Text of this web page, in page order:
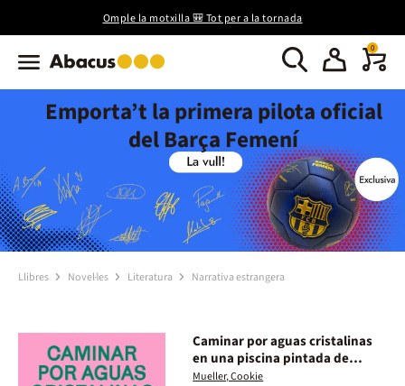
Omple la motxilla 🎒 Tot per a la tornada
0
Emporta’t la primera pilota oficial
del Barça Femení
Llibres Novel·les Literatura Narrativa estrangera
Caminar por aguas cristalinas
en una piscina pintada de
negro
Mueller, Cookie